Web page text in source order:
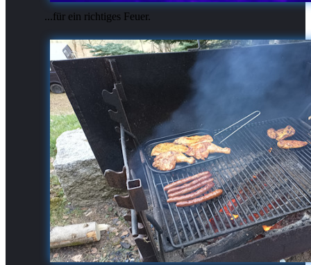
...für ein richtiges Feuer.